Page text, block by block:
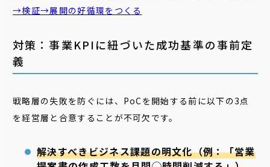
→検証→展開の好循環をつくる
対策：事業KPIに紐づいた成功基準の事前定
義
戦略層の失敗を防ぐには、PoCを開始する前に以下の3点
を経営層と合意することが不可欠です。
解決すべきビジネス課題の明文化（例：「営業